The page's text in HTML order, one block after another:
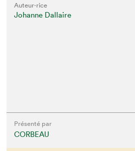
Auteur·rice
Johanne Dallaire
Présenté par
CORBEAU